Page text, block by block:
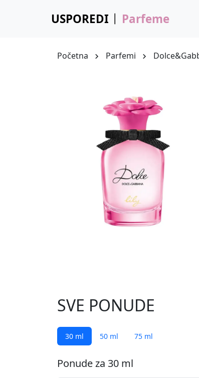
USPOREDI Parfeme
Početna Parfemi
SVE PONUDE
30 ml 50 ml 75 ml
Ponude za 30 ml